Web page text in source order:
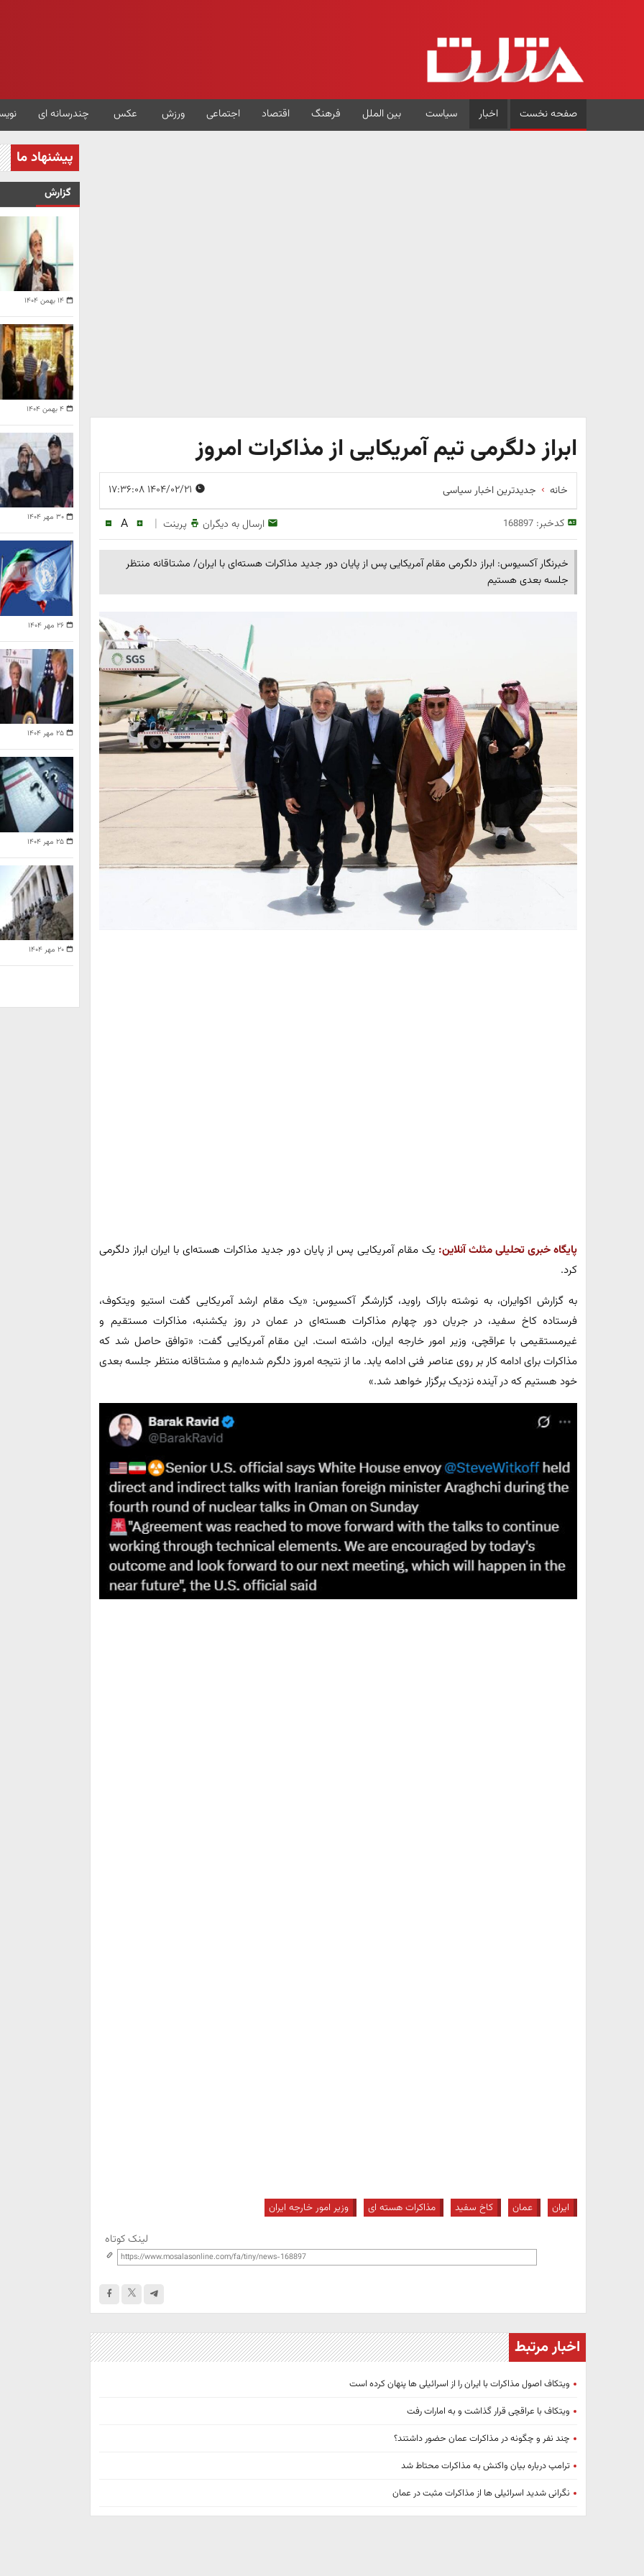
صفحه نخست اخبار سیاست بین الملل فرهنگ اقتصاد اجتماعی ورزش عکس چندرسانه ای
ابراز دلگرمی تیم آمریکایی از مذاکرات امروز
خانه جدیدترین اخبار سیاسی
کدخبر:168897 ارسال به دیگران پرینت |
A
خبرنگار آکسیوس: ابراز دلگرمی مقام آمریکایی پس از پایان دور جدید مذاکرات هسته‌ای با ایران/ مشتاقانه منتظر
جلسه بعدی هستیم
پایگاه خبری تحلیلی مثلث آنلاین: یک مقام آمریکایی پس از پایان دور جدید مذاکرات هسته‌ای با ایران ابراز دلگرمی
کرد.
به گزارش اکوایران، به نوشته باراک راوید، گزارشگر آکسیوس: «یک مقام ارشد آمریکایی گفت استیو ویتکوف،
فرستاده کاخ سفید، در جریان دور چهارم مذاکرات هسته‌ای در عمان در روز یکشنبه، مذاکرات مستقیم و
غیرمستقیمی با عراقچی، وزیر امور خارجه ایران، داشته است. این مقام آمریکایی گفت: «توافق حاصل شد که
مذاکرات برای ادامه کار بر روی عناصر فنی ادامه یابد. ما از نتیجه امروز دلگرم شده‌ایم و مشتاقانه منتظر جلسه بعدی
خود هستیم که در آینده نزدیک برگزار خواهد شد.»
ایران عمان کاخ سفید مذاکرات هسته ای وزیر امور خارجه ایران
لینک کوتاه
اخبار مرتبط
ویتکاف اصول مذاکرات با ایران را از اسرائیلی ها پنهان کرده است
ویتکاف با عراقچی قرار گذاشت و به امارات رفت
چند نفر و چگونه در مذاکرات عمان حضور داشتند؟
ترامپ درباره بیان واکنش به مذاکرات محتاط شد
نگرانی شدید اسرائیلی ها از مذاکرات مثبت در عمان
پیشنهاد ما
گزارش
۱۴ بهمن ۱۴۰۴
۴ بهمن ۱۴۰۴
۳۰ مهر ۱۴۰۴
۲۶ مهر ۱۴۰۴
۲۵ مهر ۱۴۰۴
۲۵ مهر ۱۴۰۴
۲۰ مهر ۱۴۰۴